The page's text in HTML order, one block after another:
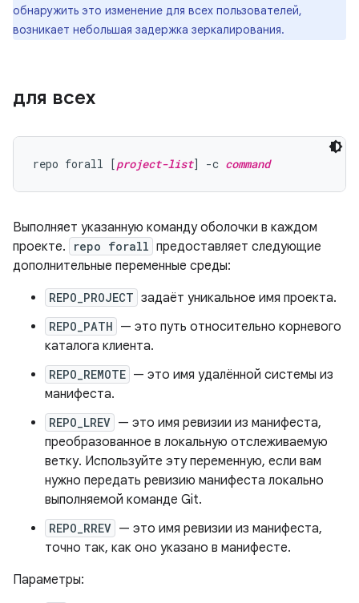
обнаружить это изменение для всех пользователей,
возникает небольшая задержка зеркалирования.
для всех
repo forall [project-list] -c command
Выполняет указанную команду оболочки в каждом
проекте.
repo forall предоставляет следующие
дополнительные переменные среды:
REPO_PROJECT задаёт уникальное имя проекта.
REPO_PATH — это путь относительно корневого
каталога клиента.
REPO_REMOTE — это имя удалённой системы из
манифеста.
REPO_LREV — это имя ревизии из манифеста,
преобразованное в локальную отслеживаемую
ветку. Используйте эту переменную, если вам
нужно передать ревизию манифеста локально
выполняемой команде Git.
REPO_RREV — это имя ревизии из манифеста,
точно так, как оно указано в манифесте.
Параметры: